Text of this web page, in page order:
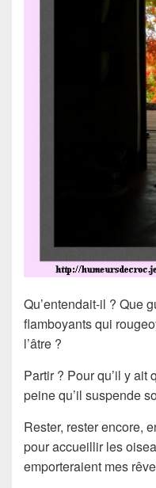
Qu’entendait-il ? Que
flamboyants qui
l’âtre ?
Partir ? Pour qu’il y ait
peine qu’il suspende
Rester, rester encore,
pour accueillir les
emporteraient mes